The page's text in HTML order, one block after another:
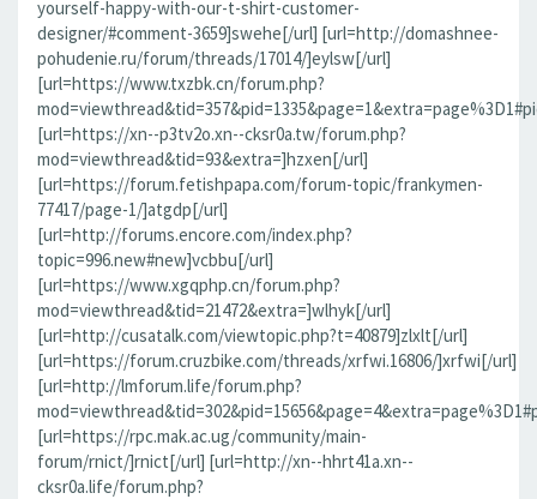
yourself-happy-with-our-t-shirt-customer-
designer/#comment-3659]swehe[/url] [url=http://domashnee-
pohudenie.ru/forum/threads/17014/]eylsw[/url]
[url=https://www.txzbk.cn/forum.php?
[url=https://xn--p3tv2o.xn--cksr0a.tw/forum.php?
mod=viewthread&tid=93&extra=]hzxen[/url]
[url=https://forum.fetishpapa.com/forum-topic/frankymen-
77417/page-1/]atgdp[/url]
[url=http://forums.encore.com/index.php?
topic=996.new#new]vcbbu[/url]
[url=https://www.xgqphp.cn/forum.php?
mod=viewthread&tid=21472&extra=]wlhyk[/url]
[url=http://cusatalk.com/viewtopic.php?t=40879]zlxlt[/url]
[url=https://forum.cruzbike.com/threads/xrfwi.16806/]xrfwi[/url]
[url=http://lmforum.life/forum.php?
[url=https://rpc.mak.ac.ug/community/main-
forum/rnict/]rnict[/url] [url=http://xn--hhrt41a.xn--
cksr0a.life/forum.php?